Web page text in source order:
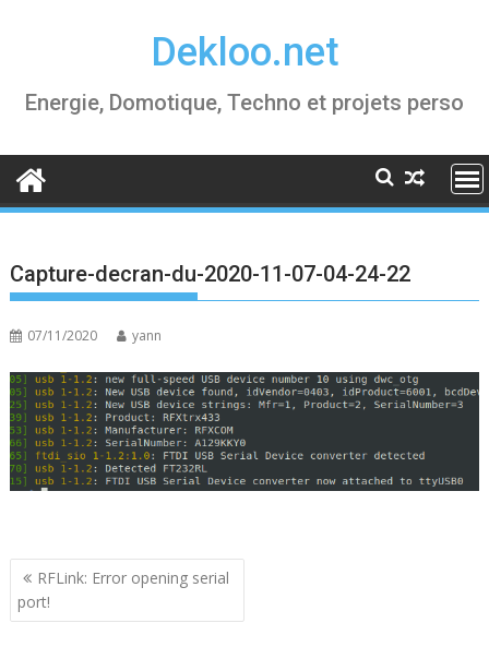
Dekloo.net
Energie, Domotique, Techno et projets perso
Capture-decran-du-2020-11-07-04-24-22
07/11/2020 yann
Navigation
de
RFLink: Error opening serial
port!